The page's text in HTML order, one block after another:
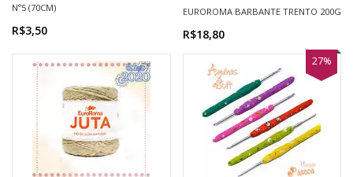
Nº5 (70CM)
R$3,50
EUROROMA BARBANTE TRENTO 200G
R$18,80
27%